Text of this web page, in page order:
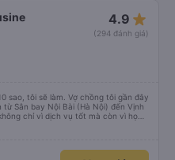
4.9 star_rate
(294 đánh giá)
sao, tôi sẽ làm. Vợ chồng tôi gần đây
Sân bay Nội Bài (Hà Nội) đến Vịnh
chỉ vì dịch vụ tốt mà còn vì họ
của chúng tôi bị hoãn nghiêm trọng,
gây nguy hiểm cho toàn bộ